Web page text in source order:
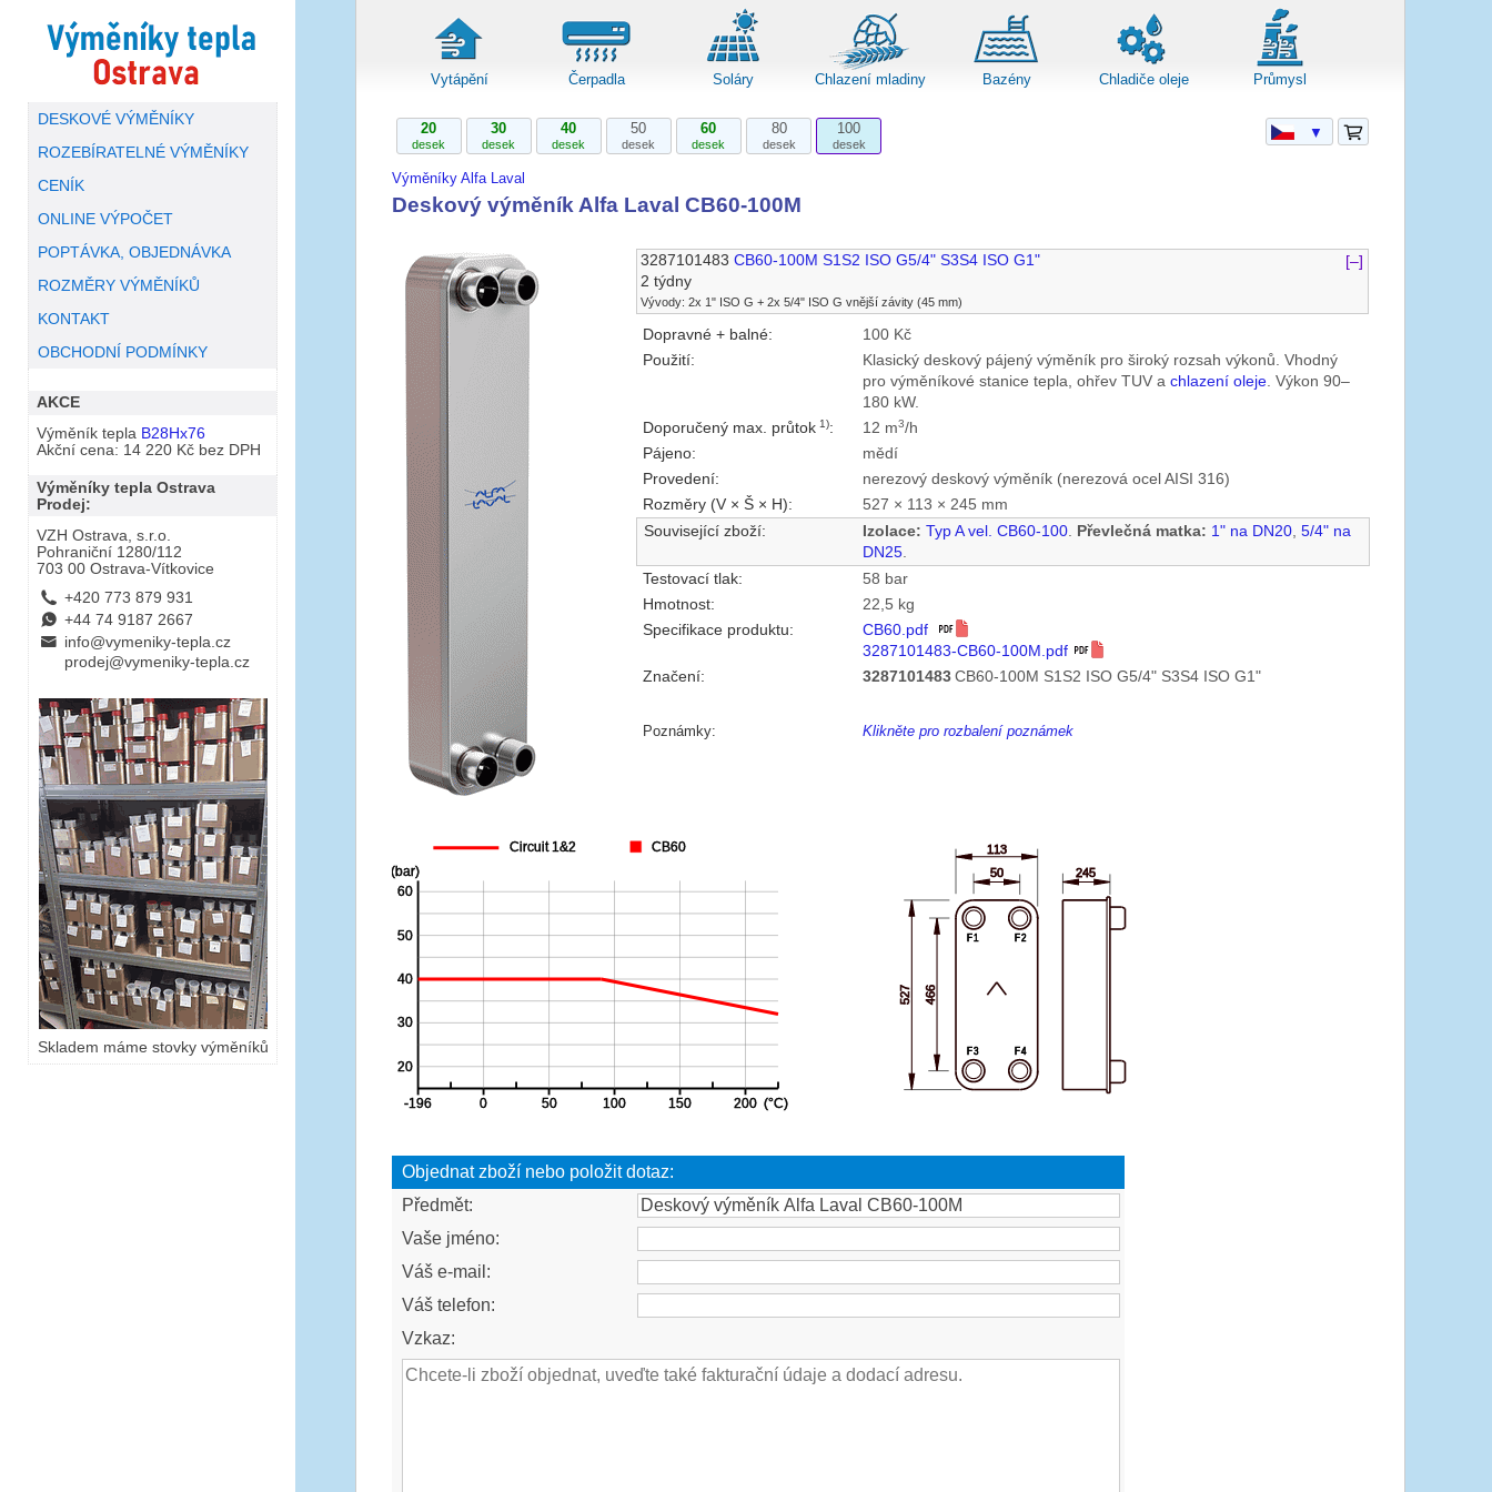
DESKOVÉ VÝMĚNÍKY
ROZEBÍRATELNÉ VÝMĚNÍKY
CENÍK
ONLINE VÝPOČET
POPTÁVKA, OBJEDNÁVKA
ROZMĚRY VÝMĚNÍKŮ
KONTAKT
OBCHODNÍ PODMÍNKY
AKCE
Výměník tepla B28Hx76
Akční cena: 14 220 Kč bez DPH
Výměníky tepla Ostrava
Prodej:
VZH Ostrava, s.r.o.
Pohraniční 1280/112
703 00 Ostrava-Vítkovice
L +420 773 879 931
E +44 74 9187 2667
B info@vymeniky-tepla.cz
prodej@vymeniky-tepla.cz
Skladem máme stovky výměníků
Vytápění Čerpadla Soláry Chlazení mladiny Bazény Chladiče oleje Průmysl
20
desek
30
desek
40
desek
50
desek
60
desek
80
desek
100
desek
Výměníky Alfa Laval
Deskový výměník Alfa Laval CB60-100M
3287101483 CB60-100M S1S2 ISO G5/4" S3S4 ISO G1"
[–]
2 týdny
Vývody: 2x 1" ISO G + 2x 5/4" ISO G vnější závity (45 mm)
Dopravné + balné:
100 Kč
Použití:
Klasický deskový pájený výměník pro široký rozsah výkonů. Vhodný
pro výměníkové stanice tepla, ohřev TUV achlazení oleje. Výkon 90–
180 kW.
Doporučený max. průtok 1): 12 m3/h
Pájeno:
mědí
Provedení:
nerezový deskový výměník (nerezová ocel AISI 316)
Rozměry (V × Š × H):
527 × 113 × 245 mm
Související zboží:
Izolace: Typ A vel. CB60-100. Převlečná matka: 1" na DN20,5/4" na
DN25.
Testovací tlak:
58 bar
Hmotnost:
22,5 kg
Specifikace produktu:
CB60.pdf
3287101483-CB60-100M.pdf
Značení:
3287101483 CB60-100M S1S2 ISO G5/4" S3S4 ISO G1"
Poznámky: Klikněte pro rozbalení poznámek
Objednat zboží nebo položit dotaz:
Předmět:
Vaše jméno:
Váš e-mail:
Váš telefon:
Vzkaz:
▼